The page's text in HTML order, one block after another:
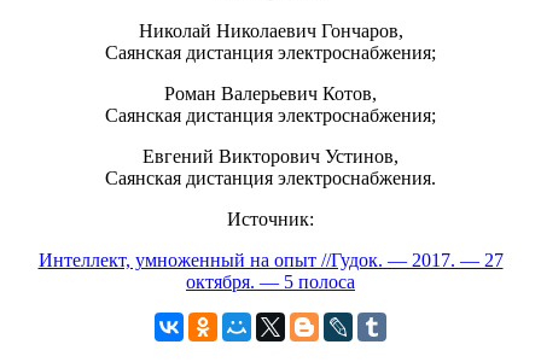
Николай Николаевич Гончаров,
Саянская дистанция электроснабжения;
Роман Валерьевич Котов,
Саянская дистанция электроснабжения;
Евгений Викторович Устинов,
Саянская дистанция электроснабжения.
Источник:
Интеллект, умноженный на опыт //Гудок. — 2017. — 27
октября. — 5 полоса